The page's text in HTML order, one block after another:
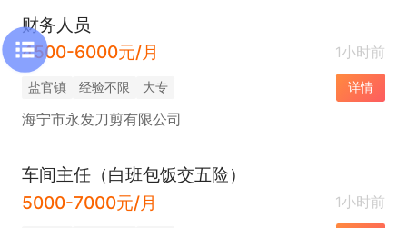
财务人员
4500-6000元/月
1小时前
盐官镇 经验不限 大专 详情
海宁市永发刀剪有限公司
车间主任（白班包饭交五险）
5000-7000元/月
1小时前